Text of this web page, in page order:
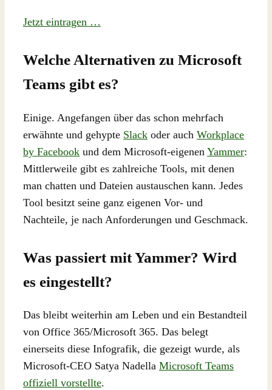
Jetzt eintragen …
Welche Alternativen zu Microsoft
Teams gibt es?
Einige. Angefangen über das schon mehrfach
erwähnte und gehypte Slack oder auch Workplace
by Facebook und dem Microsoft-eigenen Yammer:
Mittlerweile gibt es zahlreiche Tools, mit denen
man chatten und Dateien austauschen kann. Jedes
Tool besitzt seine ganz eigenen Vor- und
Nachteile, je nach Anforderungen und Geschmack.
Was passiert mit Yammer? Wird
es eingestellt?
Das bleibt weiterhin am Leben und ein Bestandteil
von Office 365/Microsoft 365. Das belegt
einerseits diese Infografik, die gezeigt wurde, als
Microsoft-CEO Satya Nadella Microsoft Teams
offiziell vorstellte.